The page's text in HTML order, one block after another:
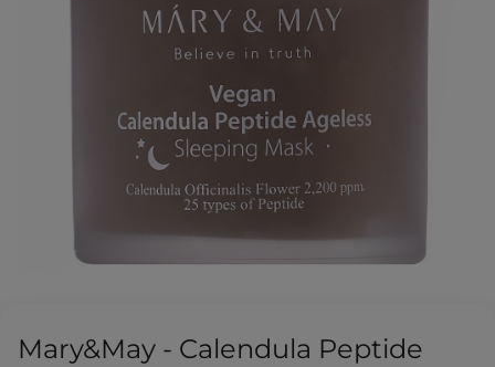
Mary&May - Calendula Peptide